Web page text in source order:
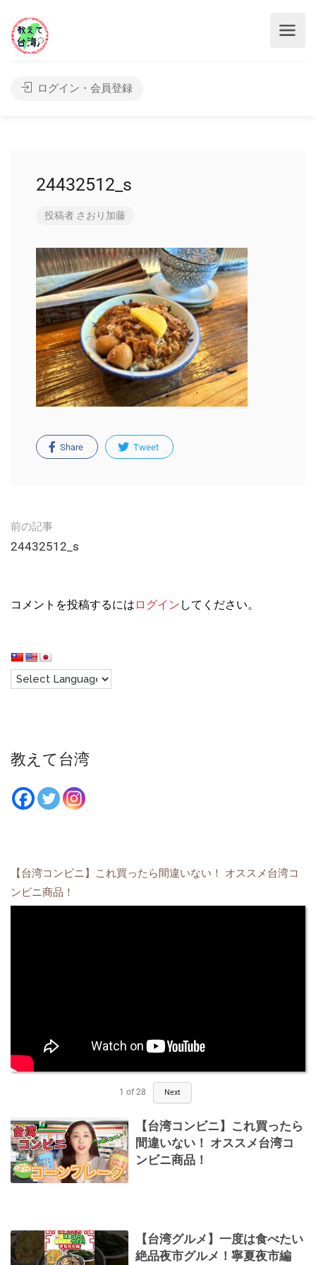
ログイン・会員登録
24432512_s
投稿者 さおり加藤
Share Tweet
Post
navigation
前の記事
24432512_s
コメントを投稿するには ログイン してください。
教えて台湾
【台湾コンビニ】これ買ったら間違いない！ オススメ台湾コ
ンビニ商品！
1 of 28 Next
【台湾コンビニ】これ買ったら
間違いない！ オススメ台湾コ
ンビニ商品！
【台湾グルメ】一度は食べたい
絶品夜市グルメ！寧夏夜市編